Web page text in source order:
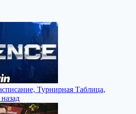
Турнирная Таблица,